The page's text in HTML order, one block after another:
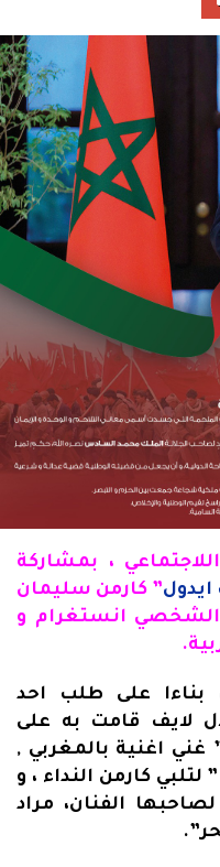
، بمشاركة
ايدول” كارمن سليمان
انستغرام و
بناءا على طلب احد
لايف قامت به على
اغنية بالمغربي ,
كارمن النداء ، و
الفنان، مراد